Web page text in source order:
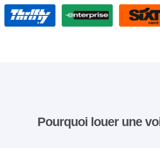
Pourquoi louer une